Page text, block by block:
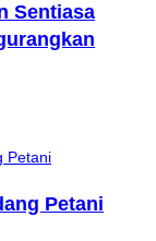
Sentiasa
Petani